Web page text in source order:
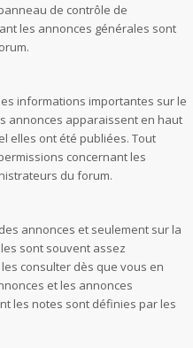
de contrôle de
les annonces générales sont
informations importantes sur le
annonces apparaissent en haut
elles ont été publiées. Tout
concernant les
du forum.
annonces et seulement sur la
sont souvent assez
consulter dès que vous en
et les annonces
les notes sont définies par les